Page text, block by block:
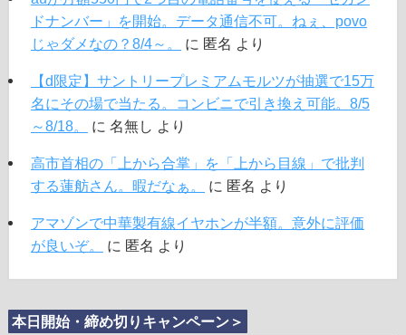
ドナンバー」を開始。データ通信不可。ねぇ、povo
じゃダメなの？8/4～。
に 匿名 より
【d限定】サントリープレミアムモルツが抽選で15万
名にその場で当たる。コンビニで引き換え可能。8/5
～8/18。
に 名無し より
高市首相の「上から合掌」を「上から目線」で批判
する蓮舫さん。暇だなぁ。
に 匿名 より
アマゾンで中華製有線イヤホンが半額。意外に評価
が良いぞ。
に 匿名 より
本日開始・締め切りキャンペーン＞